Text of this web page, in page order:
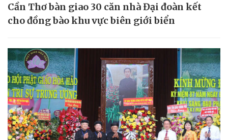
Cần Thơ bàn giao 30 căn nhà Đại đoàn kết
cho đồng bào khu vực biên giới biển